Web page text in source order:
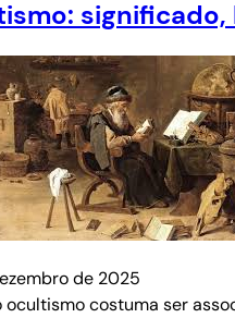
de 2025
ocultismo costuma ser